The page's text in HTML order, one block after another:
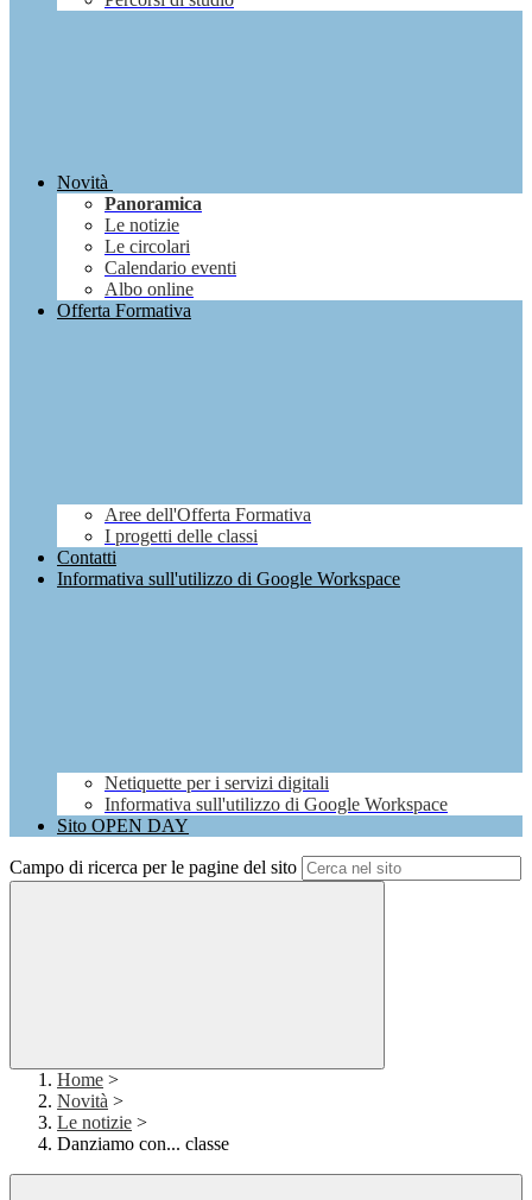
Novità
Panoramica
Le notizie
Le circolari
Calendario eventi
Albo online
Offerta Formativa
Aree dell'Offerta Formativa
I progetti delle classi
Contatti
Informativa sull'utilizzo di Google Workspace
Netiquette per i servizi digitali
Informativa sull'utilizzo di Google Workspace
Sito OPEN DAY
Campo di ricerca per le pagine del sito
Home >
Novità >
Le notizie >
Danziamo con... classe